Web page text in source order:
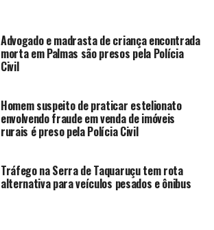
Advogado e madrasta de criança encontrada
morta em Palmas são presos pela Polícia
Civil
Homem suspeito de praticar estelionato
envolvendo fraude em venda de imóveis
rurais é preso pela Polícia Civil
Tráfego na Serra de Taquaruçu tem rota
alternativa para veículos pesados e ônibus